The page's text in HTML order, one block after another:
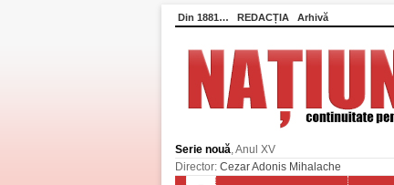
Din 1881… REDACȚIA Arhivă
Serie nouă, Anul XV
Director: Cezar Adonis Mihalache